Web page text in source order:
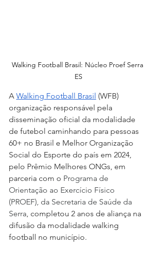
Walking Football Brasil: Núcleo Proef Serra
ES
A Walking Football Brasil (WFB)
organização responsável pela
disseminação oficial da modalidade
de futebol caminhando para pessoas
60+ no Brasil e Melhor Organização
Social do Esporte do país em 2024,
pelo Prêmio Melhores ONGs, em
parceria com o Programa de
Orientação ao Exercício Físico
(PROEF), da Secretaria de Saúde da
Serra , completou 2 anos de aliança na
difusão da modalidade walking
football no município.